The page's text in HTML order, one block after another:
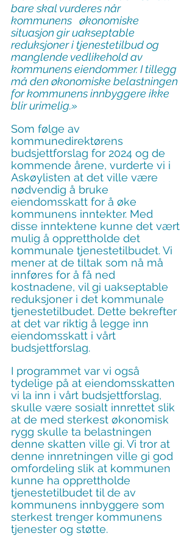
bare skal vurderes når
kommunens   økonomiske
situasjon gir uakseptable
reduksjoner i tjenestetilbud og
manglende vedlikehold av
kommunens eiendommer. I tillegg
må den økonomiske belast­ning­en
for kommunens innbyggere ikke
blir urimelig.»
Som følge av
kommunedirektørens
budsjettforslag for 2024 og de
kommende årene, vurderte vi i
Askøylisten at det ville være
nødvendig å bruke
eiendomsskatt for å øke
kommunens inntekter. Med
disse inntektene kunne det vært
mulig å opprettholde det
kommunale tjenestetilbudet. Vi
mener at de tiltak som nå må
innføres for å få ned
kostnadene, vil gi uakseptable
reduksjoner i det kommunale
tjenestetilbudet. Dette bekrefter
at det var riktig å legge inn
eiendomsskatt i vårt
budsjettforslag.
I programmet var vi også
tydelige på at eiendomsskatten
vi la inn i vårt budsjettforslag,
skulle være sosialt innrettet slik
at de med sterkest økonomisk
rygg skulle ta belastningen
denne skatten ville gi. Vi tror at
denne innretningen ville gi god
omfordeling slik at kommunen
kunne ha opprettholde
tjenestetilbudet til de av
kommunens innbyggere som
sterkest trenger kommunens
tjenester og støtte.